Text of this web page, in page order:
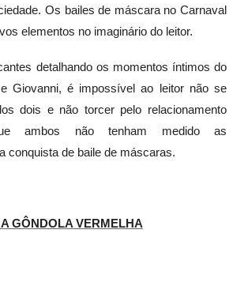
Os bailes de máscara no Carnaval
elementos no imaginário do leitor.
detalhando os momentos íntimos do
Giovanni, é impossível ao leitor não se
dois e não torcer pelo relacionamento
ambos não tenham medido as
conquista de baile de máscaras.
GÔNDOLA VERMELHA